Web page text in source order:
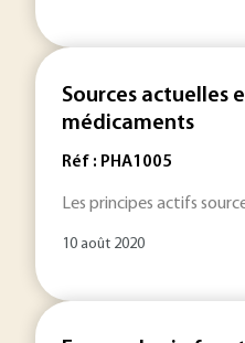
Sources actuelles
médicaments
Réf : PHA1005
Les principes actifs
10 août 2020